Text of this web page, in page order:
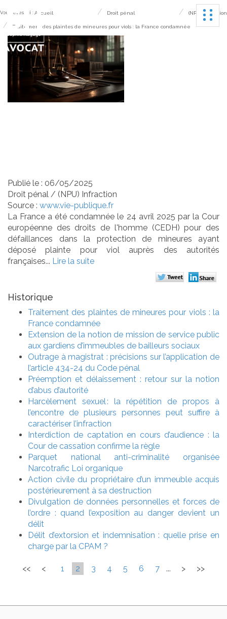
Vous êtes ici :Accueil Droit pénal (NPU) Infraction
Traitement des plaintes de mineures pour viols : la France condamnée
Publié le : 06/05/2025
Droit pénal / (NPU) Infraction
Source : www.vie-publique.fr
La France a été condamnée le 24 avril 2025 par la Cour
européenne des droits de l'homme (CEDH) pour des
défaillances dans la protection de mineures ayant
déposé plainte pour viol auprès des autorités
françaises... Lire la suite
Historique
Traitement des plaintes de mineures pour viols : la
France condamnée
Extension de la notion de mission de service public
aux gardiens d’immeubles de bailleurs sociaux
Outrage à magistrat : précisions sur l’application de
l’article 434-24 du Code pénal
Préemption et délaissement : retour sur la notion
d’abus d’autorité
Harcèlement sexuel : la répétition de propos à
l’encontre de plusieurs personnes peut suffire à
caractériser l’infraction
Interdiction de captation en cours d’audience : la
Cour de cassation confirme la règle
Parquet national anti-criminalité organisée
Narcotrafic Loi organique
Action civile du propriétaire d’un immeuble acquis
postérieurement à sa destruction
Divulgation de données personnelles et forces de
l’ordre : quand l’exposition au danger devient un
délit
Délit d’extorsion et indemnisation : quelle prise en
charge par la CPAM ?
<< < 1 2 3 4 5 6 7 ... > >>